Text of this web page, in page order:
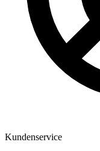
Kundenservice